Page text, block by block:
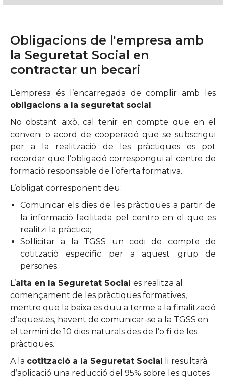
Obligacions de l'empresa amb
la Seguretat Social en
contractar un becari
L’empresa és l’encarregada de complir amb les
obligacions a la seguretat social.
No obstant això, cal tenir en compte que en el
conveni o acord de cooperació que se subscrigui
per a la realització de les pràctiques es pot
recordar que l’obligació correspongui al centre de
formació responsable de l’oferta formativa.
L’obligat corresponent deu:
Comunicar els dies de les pràctiques a partir de
la informació facilitada pel centro en el que es
realitzi la pràctica;
Sol·licitar a la TGSS un codi de compte de
cotització específic per a aquest grup de
persones.
L’alta en la Seguretat Social es realitza al
començament de les pràctiques formatives,
mentre que la baixa es duu a terme a la finalització
d’aquestes, havent de comunicar-se a la TGSS en
el termini de 10 dies naturals des de l’o fi de les
pràctiques.
A la cotització a la Seguretat Social li resultarà
d’aplicació una reducció del 95% sobre les quotes